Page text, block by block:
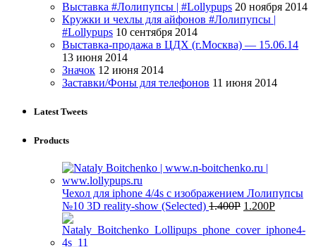
Выставка #Лолипупсы | #Lollypups 20 ноября 2014
Кружки и чехлы для айфонов #Лолипупсы |
#Lollypups 10 сентября 2014
Выставка-продажа в ЦДХ (г.Москва) — 15.06.14
13 июня 2014
Значок 12 июня 2014
Заставки/Фоны для телефонов 11 июня 2014
Latest Tweets
Products
Чехол для iphone 4/4s с изображением Лолипупсы
№10 3D reality-show (Selected) 1.400Р 1.200Р